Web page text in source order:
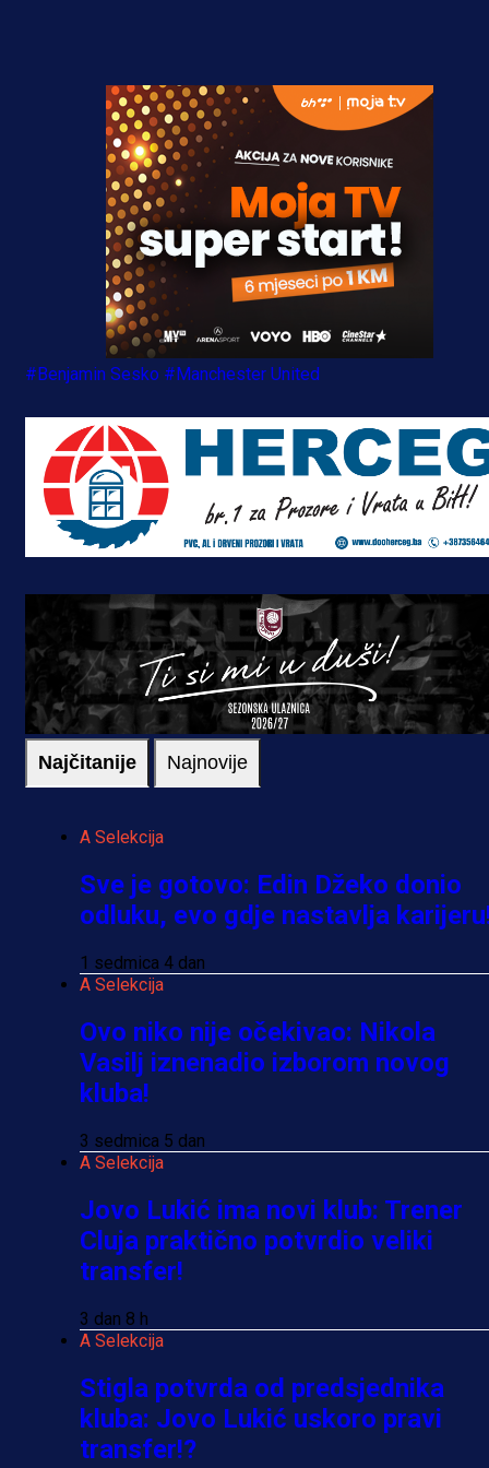
#Benjamin Sesko #Manchester United
Najčitanije Najnovije
A Selekcija
Sve je gotovo: Edin Džeko donio
odluku, evo gdje nastavlja
1 sedmica 4 dan
A Selekcija
Ovo niko nije očekivao: Nikola
Vasilj iznenadio izborom novog
kluba!
3 sedmica 5 dan
A Selekcija
Jovo Lukić ima novi klub: Trener
Cluja praktično potvrdio veliki
transfer!
3 dan 8 h
A Selekcija
Stigla potvrda od predsjednika
kluba: Jovo Lukić uskoro pravi
transfer!?